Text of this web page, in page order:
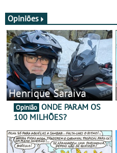
Opiniões
Henrique Saraiva
Opinião
100 MILHÕES?